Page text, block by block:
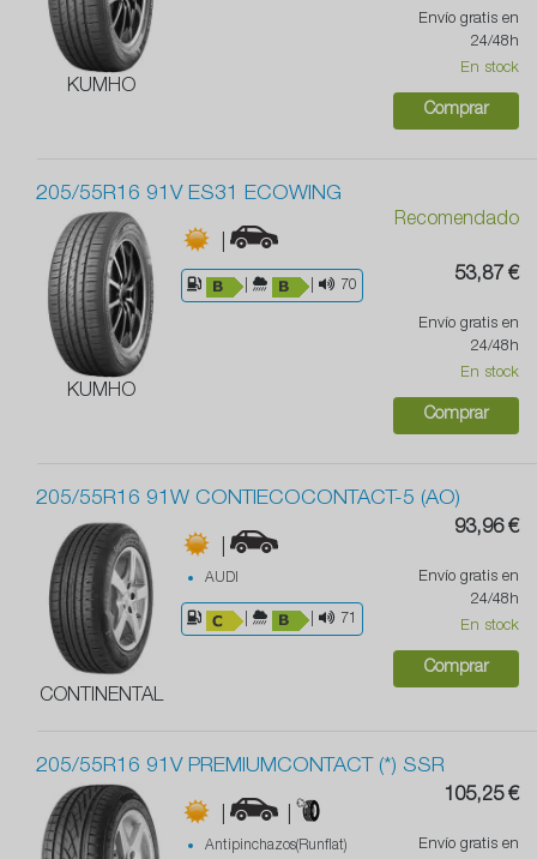
KUMHO
Envío gratis en
24/48h
En stock
Comprar
205/55R16 91V ES31 ECOWING
KUMHO
|
70
Recomendado
53,87 €
Envío gratis en
24/48h
En stock
Comprar
205/55R16 91W CONTIECOCONTACT-5 (AO)
CONTINENTAL
|
AUDI
71
93,96 €
Envío gratis en
24/48h
En stock
Comprar
205/55R16 91V PREMIUMCONTACT (*) SSR
|
Antipinchazos(Runflat)
105,25 €
Envío gratis en